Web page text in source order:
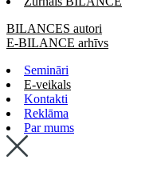
BILANCES autori
E-BILANCE arhīvs
Semināri
E-veikals
Kontakti
Reklāma
Par mums